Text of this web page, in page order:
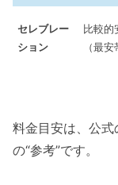
セレブレー
ション
比較的
（最安
料金目安は、公
の“参考”です。